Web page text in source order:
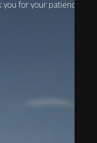
for your patience!